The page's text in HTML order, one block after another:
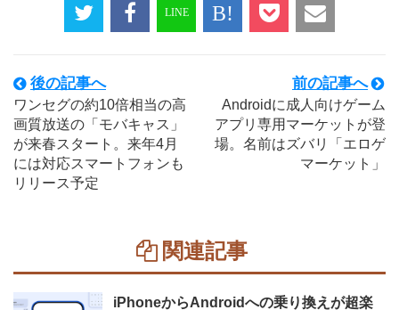
後の記事へ
ワンセグの約10倍相当の高
画質放送の「モバキャス」
が来春スタート。来年4月
には対応スマートフォンも
リリース予定
前の記事へ
Androidに成人向けゲーム
アプリ専用マーケットが登
場。名前はズバリ「エロゲ
マーケット」
関連記事
iPhoneからAndroidへの乗り換えが超楽